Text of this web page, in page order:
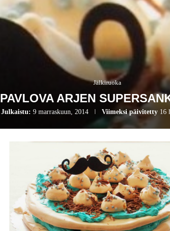
Jälkiruoka
PAVLOVA ARJEN
Julkaistu: 9 marraskuun, 2014 Viimeksi päivitetty 16